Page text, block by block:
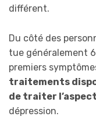
différent.
Du côté des
tue généralement
premiers
traitements
de traiter
dépression.